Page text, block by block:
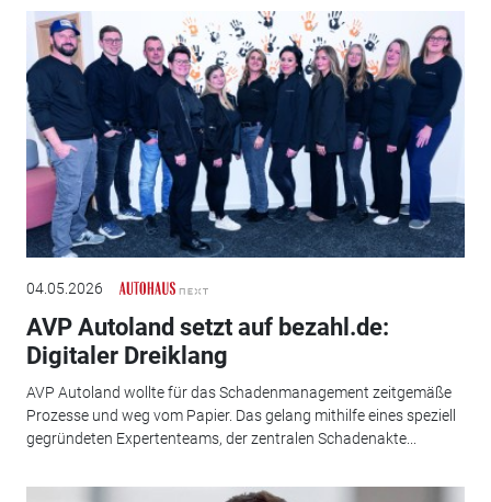
04.05.2026
AVP Autoland setzt auf bezahl.de:
Digitaler Dreiklang
AVP Autoland wollte für das Schadenmanagement zeitgemäße
Prozesse und weg vom Papier. Das gelang mithilfe eines speziell
gegründeten Expertenteams, der zentralen Schadenakte...